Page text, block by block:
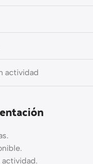
actividad
actividad.